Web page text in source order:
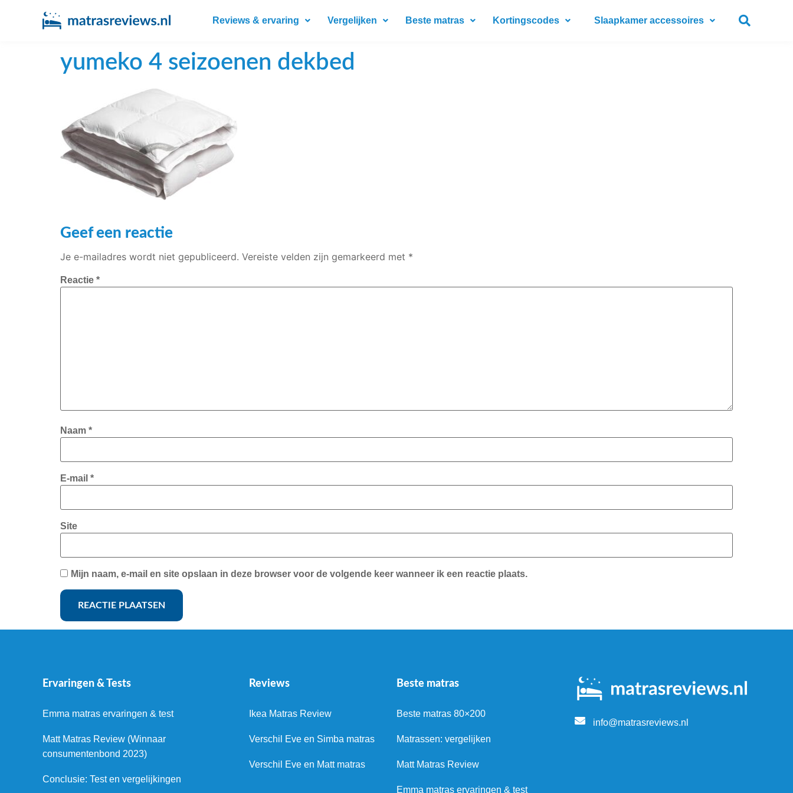
Reviews & ervaring Vergelijken Beste matras Kortingscodes Slaapkamer accessoires
yumeko 4 seizoenen dekbed
Geef een reactie
Je e-mailadres wordt niet gepubliceerd. Vereiste velden zijn gemarkeerd met *
Reactie *
Naam *
E-mail *
Site
Mijn naam, e-mail en site opslaan in deze browser voor de volgende keer wanneer ik een reactie plaats.
Ervaringen & Tests
Emma matras ervaringen & test
Matt Matras Review (Winnaar
consumentenbond 2023)
Conclusie: Test en vergelijkingen
Reviews
Ikea Matras Review
Verschil Eve en Simba matras
Verschil Eve en Matt matras
Beste matras
Beste matras 80×200
Matrassen: vergelijken
Matt Matras Review
Emma matras ervaringen & test
info@matrasreviews.nl